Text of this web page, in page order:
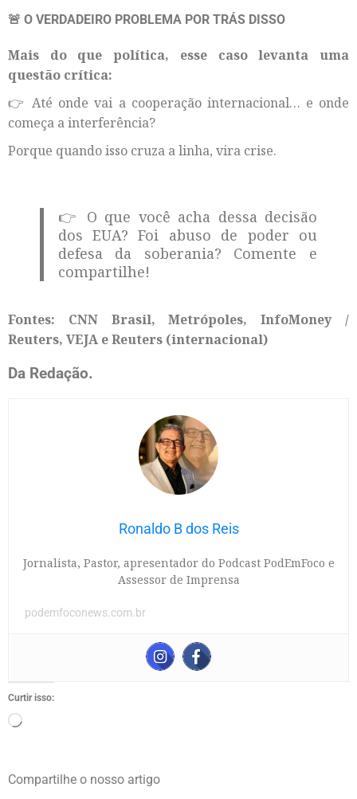
🚨 O VERDADEIRO PROBLEMA POR TRÁS DISSO
Mais do que política, esse caso levanta uma
questão crítica:
👉 Até onde vai a cooperação internacional… e onde
começa a interferência?
Porque quando isso cruza a linha, vira crise.
👉 O que você acha dessa decisão
dos EUA? Foi abuso de poder ou
defesa da soberania? Comente e
compartilhe!
Fontes: CNN Brasil, Metrópoles, InfoMoney /
Reuters, VEJA e Reuters (internacional)
Da Redação.
Ronaldo B dos Reis
Jornalista, Pastor, apresentador do Podcast PodEmFoco e
Assessor de Imprensa
podemfoconews.com.br
Curtir isso:
Compartilhe o nosso artigo